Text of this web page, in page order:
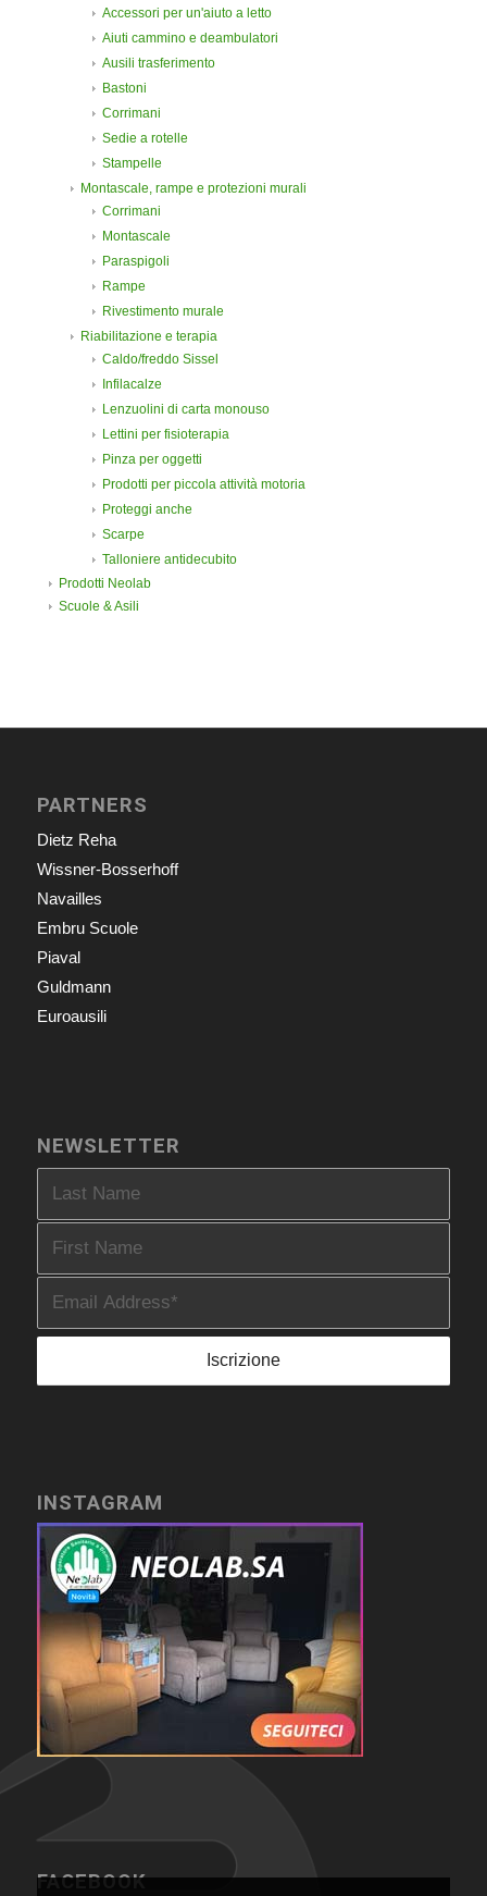
Accessori per un'aiuto a letto
Aiuti cammino e deambulatori
Ausili trasferimento
Bastoni
Corrimani
Sedie a rotelle
Stampelle
Montascale, rampe e protezioni murali
Corrimani
Montascale
Paraspigoli
Rampe
Rivestimento murale
Riabilitazione e terapia
Caldo/freddo Sissel
Infilacalze
Lenzuolini di carta monouso
Lettini per fisioterapia
Pinza per oggetti
Prodotti per piccola attività motoria
Proteggi anche
Scarpe
Talloniere antidecubito
Prodotti Neolab
Scuole & Asili
PARTNERS
Dietz Reha
Wissner-Bosserhoff
Navailles
Embru Scuole
Piaval
Guldmann
Euroausili
NEWSLETTER
INSTAGRAM
FACEBOOK